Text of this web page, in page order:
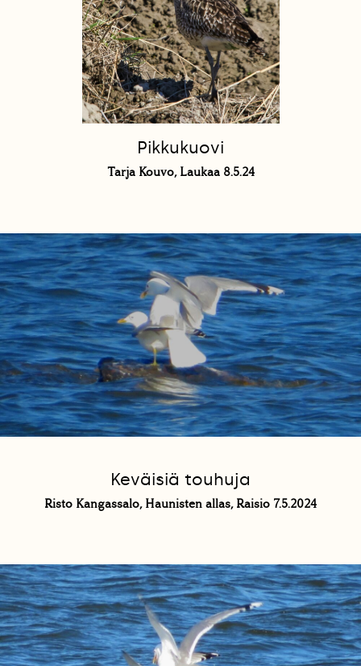
Pikkukuovi
Tarja Kouvo, Laukaa 8.5.24
Keväisiä touhuja
Risto Kangassalo, Haunisten allas, Raisio 7.5.2024